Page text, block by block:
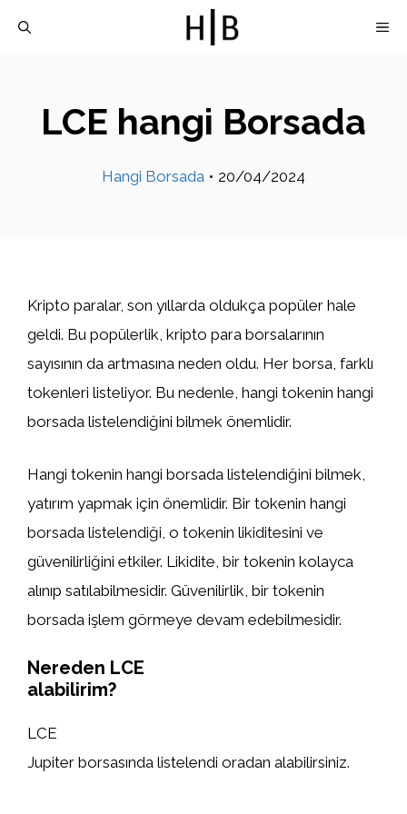
LCE hangi Borsada
Hangi Borsada • 20/04/2024
Kripto paralar, son yıllarda oldukça popüler hale
geldi. Bu popülerlik, kripto para borsalarının
sayısının da artmasına neden oldu. Her borsa, farklı
tokenleri listeliyor. Bu nedenle, hangi tokenin hangi
borsada listelendiğini bilmek önemlidir.
Hangi tokenin hangi borsada listelendiğini bilmek,
yatırım yapmak için önemlidir. Bir tokenin hangi
borsada listelendiği, o tokenin likiditesini ve
güvenilirliğini etkiler. Likidite, bir tokenin kolayca
alınıp satılabilmesidir. Güvenilirlik, bir tokenin
borsada işlem görmeye devam edebilmesidir.
Nereden LCE
alabilirim?
LCE
Jupiter borsasında listelendi oradan alabilirsiniz.